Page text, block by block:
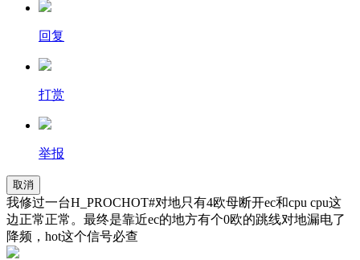
回复
打赏
举报
取消
我修过一台H_PROCHOT#对地只有4欧母断开ec和cpu cpu这
边正常正常。最终是靠近ec的地方有个0欧的跳线对地漏电了
降频，hot这个信号必查